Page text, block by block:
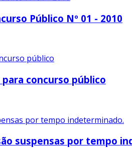
Público Nº 01 - 2010
concurso público
suspensas por tempo